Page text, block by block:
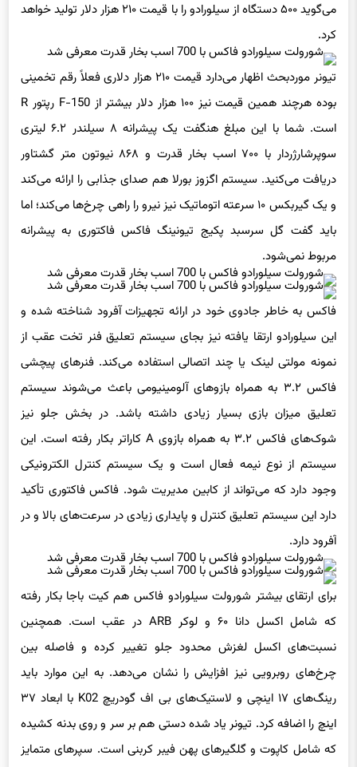
می‌گوید ۵۰۰ دستگاه از سیلورادو را با قیمت ۲۱۰ هزار دلار تولید خواهد
کرد.
تیونر موردبحث اظهار می‌دارد قیمت ۲۱۰ هزار دلاری فعلاً رقم تخمینی
بوده هرچند همین قیمت نیز ۱۰۰ هزار دلار بیشتر از F-150 رپتور R
است. شما با این مبلغ هنگفت یک پیشرانه ۸ سیلندر ۶.۲ لیتری
سوپرشارژردار با ۷۰۰ اسب بخار قدرت و ۸۶۸ نیوتون متر گشتاور
دریافت می‌کنید. سیستم اگزوز بورلا هم صدای جذابی را ارائه می‌کند
و یک گیربکس ۱۰ سرعته اتوماتیک نیز نیرو را راهی چرخ‌ها می‌کند؛ اما
باید گفت گل سرسبد پکیج تیونینگ فاکس فاکتوری به پیشرانه
مربوط نمی‌شود.
فاکس به خاطر جادوی خود در ارائه تجهیزات آفرود شناخته شده و
این سیلورادو ارتقا یافته نیز بجای سیستم تعلیق فنر تخت عقب از
نمونه مولتی لینک یا چند اتصالی استفاده می‌کند. فنرهای پیچشی
فاکس ۳.۲ به همراه بازوهای آلومینیومی باعث می‌شوند سیستم
تعلیق میزان بازی بسیار زیادی داشته باشد. در بخش جلو نیز
شوک‌های فاکس ۳.۲ به همراه بازوی A کاراتر بکار رفته است. این
سیستم از نوع نیمه فعال است و یک سیستم کنترل الکترونیکی
وجود دارد که می‌تواند از کابین مدیریت شود. فاکس فاکتوری تأکید
دارد این سیستم تعلیق کنترل و پایداری زیادی در سرعت‌های بالا و در
آفرود دارد.
برای ارتقای بیشتر شورولت سیلورادو فاکس هم کیت باجا بکار رفته
که شامل اکسل دانا ۶۰ و لوکر ARB در عقب است. همچنین
نسبت‌های اکسل لغزش محدود جلو تغییر کرده و فاصله بین
چرخ‌های روبرویی نیز افزایش را نشان می‌دهد. به این موارد باید
رینگ‌های ۱۷ اینچی و لاستیک‌های بی اف گودریچ K02 با ابعاد ۳۷
اینچ را اضافه کرد. تیونر یاد شده دستی هم بر سر و روی بدنه کشیده
که شامل کاپوت و گلگیرهای پهن فیبر کربنی است. سپرهای متمایز